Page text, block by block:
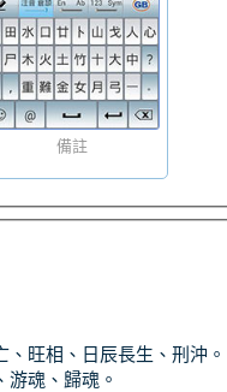
備註
、旺相、日辰長生、刑沖。
游魂、歸魂。